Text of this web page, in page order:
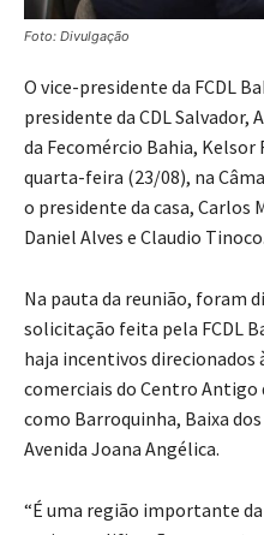
Foto: Divulgação
O vice-presidente da FCDL
presidente da CDL Salvador,
da Fecomércio Bahia, Kelsor
quarta-feira (23/08), na
o presidente da casa, Carlos
Daniel Alves e Claudio Tinoco.
Na pauta da reunião, foram
solicitação feita pela FCDL
haja incentivos
comerciais do Centro Antigo
como Barroquinha, Baixa
Avenida Joana Angélica.
“É uma região importante